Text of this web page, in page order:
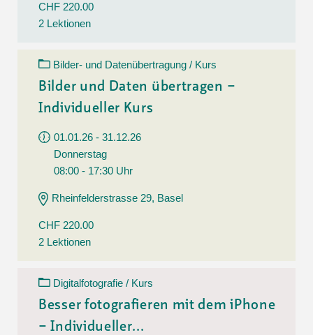
CHF 220.00
2 Lektionen
Bilder- und Datenübertragung / Kurs
Bilder und Daten übertragen –
Individueller Kurs
01.01.26 - 31.12.26
Donnerstag
08:00 - 17:30 Uhr
Rheinfelderstrasse 29, Basel
CHF 220.00
2 Lektionen
Digitalfotografie / Kurs
Besser fotografieren mit dem iPhone
– Individueller...